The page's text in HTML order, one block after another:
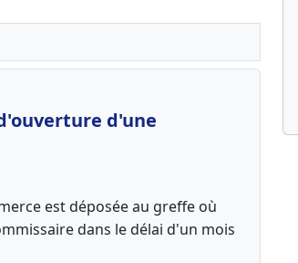
d'une
est déposée au greffe où
dans le délai d'un mois